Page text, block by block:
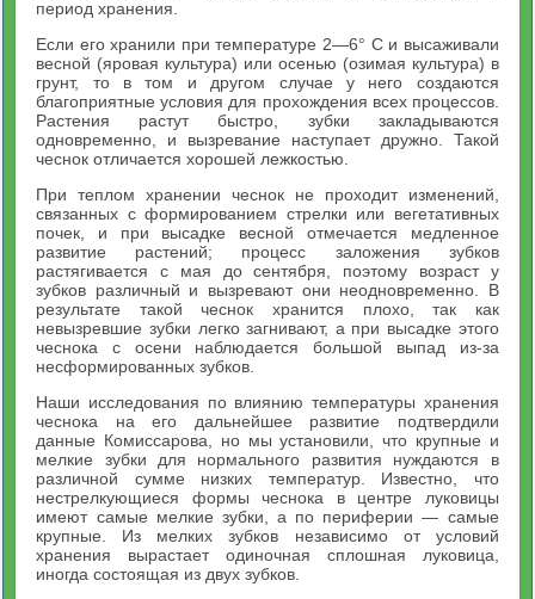
период хранения.
Если его хранили при температуре 2—6° С и высаживали
весной (яровая культура) или осенью (озимая культура) в
грунт, то в том и другом случае у него создаются
благоприятные условия для прохождения всех процессов.
Растения растут быстро, зубки закладываются
одновременно, и вызревание наступает дружно. Такой
чеснок отличается хорошей лежкостью.
При теплом хранении чеснок не проходит изменений,
связанных с формированием стрелки или вегетативных
почек, и при высадке весной отмечается медленное
развитие растений; процесс заложения зубков
растягивается с мая до сентября, поэтому возраст у
зубков различный и вызревают они неодновременно. В
результате такой чеснок хранится плохо, так как
невызревшие зубки легко загнивают, а при высадке этого
чеснока с осени наблюдается большой выпад из-за
несформированных зубков.
Наши исследования по влиянию температуры хранения
чеснока на его дальнейшее развитие подтвердили
данные Комиссарова, но мы установили, что крупные и
мелкие зубки для нормального развития нуждаются в
различной сумме низких температур. Известно, что
нестрелкующиеся формы чеснока в центре луковицы
имеют самые мелкие зубки, а по периферии — самые
крупные. Из мелких зубков независимо от условий
хранения вырастает одиночная сплошная луковица,
иногда состоящая из двух зубков.